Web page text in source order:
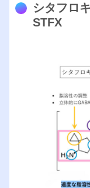
シタフロ
STFX